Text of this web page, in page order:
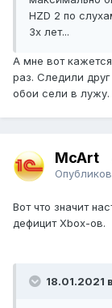
HZD 2 по
3х лет...
А мне вот
раз. Следили
обои сели в лужу.
McArt
Вот что значит
дефицит Xbox-ов.
18.01.2021